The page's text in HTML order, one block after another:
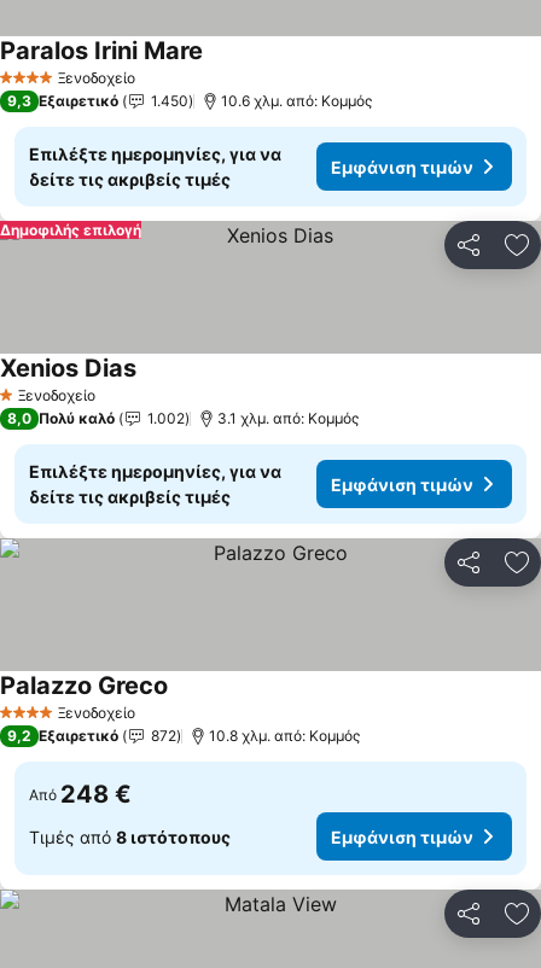
4 ΑστέριαΞενοδοχείο
Paralos Irini Mare
9,3 Εξαιρετικό 1.450 10.6 χλμ. από: Κομμός
Επιλέξτε ημερομηνίες, για να
δείτε τις ακριβείς τιμές
Εμφάνιση τιμών
Δημοφιλής επιλογή
1 Αστέρια
Ξενοδοχείο
Xenios Dias
8,0 Πολύ καλό 1.002 3.1 χλμ. από: Κομμός
Επιλέξτε ημερομηνίες, για να
δείτε τις ακριβείς τιμές
Εμφάνιση τιμών
4 ΑστέριαΞενοδοχείο
Palazzo Greco
9,2 Εξαιρετικό 872 10.8 χλμ. από: Κομμός
Από 248 €
Τιμές από 8 ιστότοπους Εμφάνιση τιμών